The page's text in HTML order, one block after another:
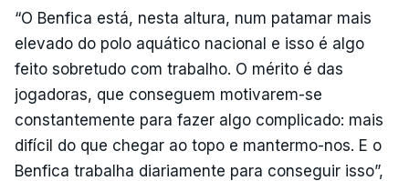
“O Benfica está, nesta altura, num patamar mais
elevado do polo aquático nacional e isso é algo
feito sobretudo com trabalho. O mérito é das
jogadoras, que conseguem motivarem-se
constantemente para fazer algo complicado: mais
difícil do que chegar ao topo e mantermo-nos. E o
Benfica trabalha diariamente para conseguir isso”,